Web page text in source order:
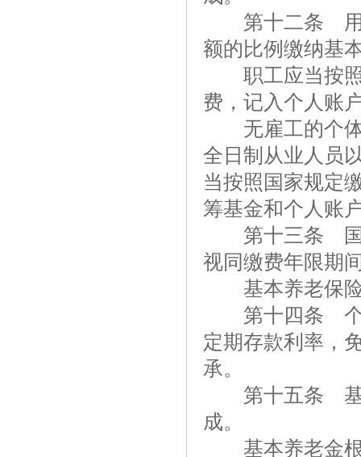
第十二条 用人
额的比例缴纳基
职工应当按照
费，记入个人账
无雇工的个体
全日制从业人员
当按照国家规定
筹基金和个人账
第十三条 国有
视同缴费年限期
基本养老保险
第十四条 个人
定期存款利率，
承。
第十五条 基本
成。
基本养老金根